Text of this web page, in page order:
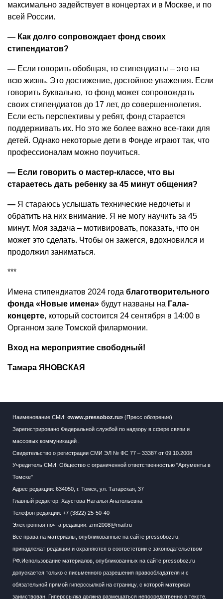
максимально задействует в концертах и в Москве, и по
всей России.
— Как долго сопровождает фонд своих
стипендиатов?
— Если говорить обобщая, то стипендиаты – это на
всю жизнь. Это достижение, достойное уважения. Если
говорить буквально, то фонд может сопровождать
своих стипендиатов до 17 лет, до совершеннолетия.
Если есть перспективы у ребят, фонд старается
поддерживать их. Но это же более важно все-таки для
детей. Однако некоторые дети в Фонде играют так, что
профессионалам можно поучиться.
— Если говорить о мастер-классе, что вы
стараетесь дать ребенку за 45 минут общения?
— Я стараюсь услышать технические недочеты и
обратить на них внимание. Я не могу научить за 45
минут. Моя задача – мотивировать, показать, что он
может это сделать. Чтобы он зажегся, вдохновился и
продолжил заниматься.
***
Имена стипендиатов 2024 года благотворительного
фонда «Новые имена» будут названы на Гала-
концерте, который состоится 24 сентября в 14:00 в
Органном зале Томской филармонии.
Вход на мероприятие свободный!
Тамара ЯНОВСКАЯ
Наименование СМИ: «www.pressoboz.ru» (Пресс обозрение)
Зарегистрировано Федеральной службой по надзору в сфере связи и
массовых коммуникаций .
Свидетельство о регистрации СМИ ЭЛ № ФС 77 – 33387 от 09.10.2008
Учредитель СМИ: Общество с ограниченной ответственностью "Аргументы в
Томске"
Адрес редакции: 634050, г. Томск, ул. Татарская, 37
Главный редактор: Хаустова Наталья Анатольевна
Телефон редакции: +7 (3822) 25-50-40
Электронная почта редакции: zmr2008@mail.ru
Все права на материалы, опубликованные на сайте pressoboz.ru,
принадлежат редакции и охраняются в соответствии с законодательством
РФ.Использование материалов, опубликованных на сайте pressoboz.ru
допускается только с письменного разрешения правообладателя и с
обязательной прямой гиперссылкой на страницу, с которой материал
заимствован. Гиперссылка должна размещаться непосредственно в тексте,